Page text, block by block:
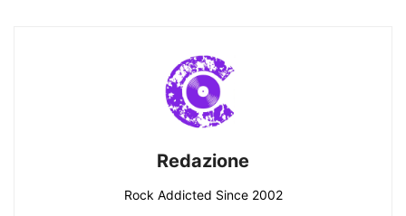
Redazione
Rock Addicted Since 2002